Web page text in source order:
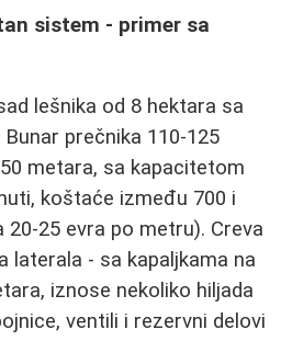
sistem - primer sa
lešnika od 8 hektara sa
prečnika 110-125
metara, sa kapacitetom
koštaće između 700 i
20-25 evra po metru). Creva
laterala - sa kapaljkama na
iznose nekoliko hiljada
ventili i rezervni delovi